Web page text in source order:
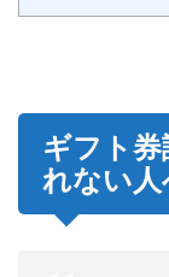
ギフト
れない